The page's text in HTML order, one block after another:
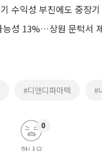
수익성 부진에도 중장
능성 13%…상원 문턱서
#디앤디파마텍 #
0